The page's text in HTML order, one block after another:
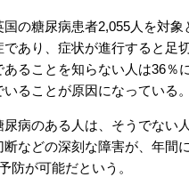
の糖尿病患者2,055人を対象
であり、症状が進行すると足
あることを知らない人は36％
いることが原因になっている。
病のある人は、そうでない
断などの深刻な障害が、年間
防が可能だという。